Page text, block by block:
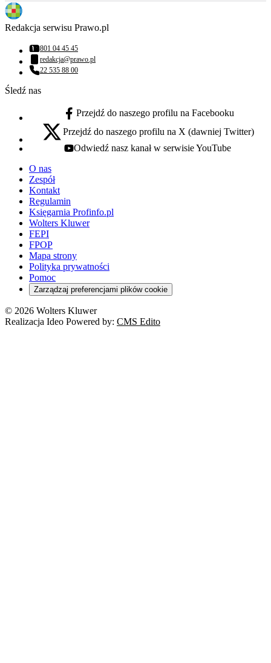
Redakcja serwisu Prawo.pl
Numer telefonu:
801 04 45 45
Adres email:
redakcja@prawo.pl
Numer telefonu:
22 535 88 00
Śledź nas
facebook - otwiera się w nowej karcie
Przejdź do naszego profilu na Facebooku
x - otwiera się w nowej karcie
Przejdź do naszego profilu na X (dawniej Twitter)
youtube - otwiera się w nowej karcie
Odwiedź nasz kanał w serwisie YouTube
O nas
Zespół
Kontakt
Regulamin
Księgarnia Profinfo.pl
Wolters Kluwer
FEPI
FPOP
Mapa strony
Polityka prywatności
Pomoc
Zarządzaj preferencjami plików cookie
© 2026 Wolters Kluwer
Realizacja Ideo Powered by: CMS Edito